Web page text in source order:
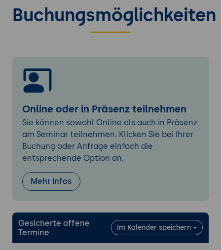
Die Vorschau im Lesebereich (Vorteile und
Inhalte über Zwischenablage einfügen
Dateianhänge anfügen
Signaturen erstellen
Eine Standardsignatur definieren
Signaturen manuell einfügen
Signaturen verwalten, ändern und
entfernen
Nachrichten organisieren und suchen
Übersicht durch Farbkategorien
Nutzung der Nachverfolgung
Buchungsmöglichkeiten
Online oder in Präsenz teilnehmen
Sie können sowohl Online als auch in Präsenz
am Seminar teilnehmen. Klicken Sie bei Ihrer
Buchung oder Anfrage einfach die
entsprechende Option an.
Mehr Infos
Gesicherte offene
Termine
Im Kalender speichern